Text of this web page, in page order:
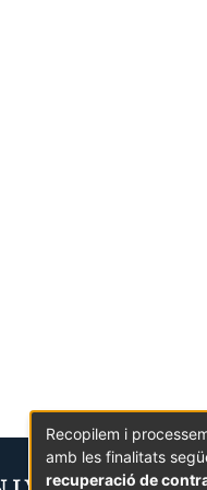
Recopilem i
amb les finalitats
recuperació de